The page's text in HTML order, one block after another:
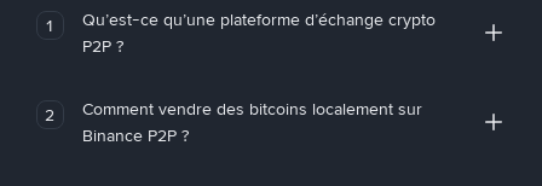
1
Qu’est-ce qu’une plateforme d’échange crypto
P2P ?
2
Comment vendre des bitcoins localement sur
Binance P2P ?